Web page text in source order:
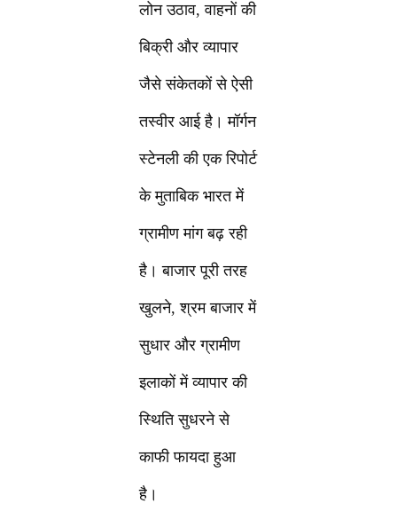
लोन उठाव, वाहनों की
बिक्री और व्यापार
जैसे संकेतकों से ऐसी
तस्वीर आई है। मॉर्गन
स्टेनली की एक रिपोर्ट
के मुताबिक भारत में
ग्रामीण मांग बढ़ रही
है। बाजार पूरी तरह
खुलने, श्रम बाजार में
सुधार और ग्रामीण
इलाकों में व्यापार की
स्थिति सुधरने से
काफी फायदा हुआ
है।